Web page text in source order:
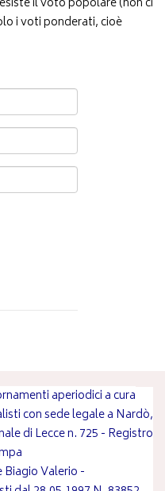
i voti ponderati, cioè
aperiodici a cura
con sede legale a Nardò,
di Lecce n. 725 - Registro
Biagio Valerio -